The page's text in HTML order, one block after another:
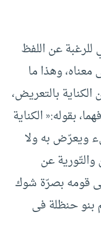
للرغبة عن اللفظ
وهذا ما
بالتعريض،
بقوله:« الكناية
ويعرّض به ولا
عن
قومه بصرّة شوك
حنظلة فى